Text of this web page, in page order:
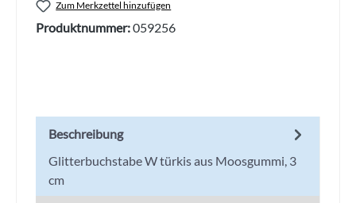
Zum Merkzettel hinzufügen
Produktnummer:059256
Beschreibung
Glitterbuchstabe W türkis aus Moosgummi, 3
cm